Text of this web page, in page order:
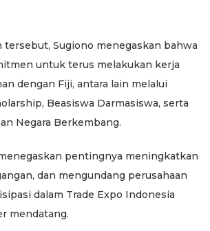
tersebut, Sugiono menegaskan bahwa
untuk terus melakukan kerja
dengan Fiji, antara lain melalui
Beasiswa Darmasiswa, serta
Negara Berkembang.
pentingnya meningkatkan
dan mengundang perusahaan
dalam Trade Expo Indonesia
mendatang.